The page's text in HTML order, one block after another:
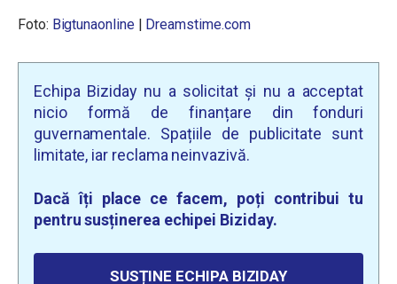
Foto: Bigtunaonline | Dreamstime.com
Echipa Biziday nu a solicitat și nu a acceptat
nicio formă de finanțare din fonduri
guvernamentale. Spațiile de publicitate sunt
limitate, iar reclama neinvazivă.
Dacă îți place ce facem, poți contribui tu
pentru susținerea echipei Biziday.
SUSȚINE ECHIPA BIZIDAY